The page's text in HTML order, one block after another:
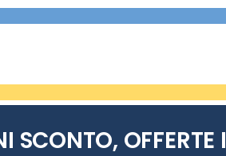
SCONTO,